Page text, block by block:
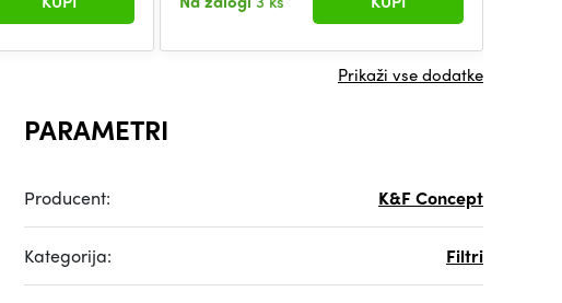
Prikaži vse dodatke
PARAMETRI
Producent: K&F Concept
Kategorija: Filtri